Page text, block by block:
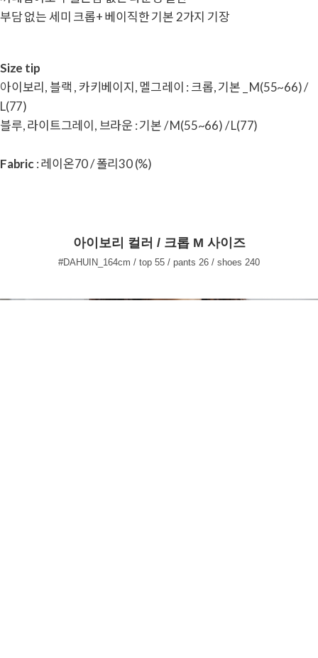
부담 없는 세미 크롭+ 베이직한 기본 2가지 기장
Size tip
아이보리, 블랙 , 카키베이지, 멜그레이 : 크롭, 기본 _ M(55~66) /
L(77)
블루, 라이트그레이, 브라운 : 기본 / M(55~66) / L(77)
Fabric: 레이온70 / 폴리30 (%)
아이보리 컬러 / 크롭 M 사이즈
#DAHUIN_164cm / top 55 / pants 26 / shoes 240